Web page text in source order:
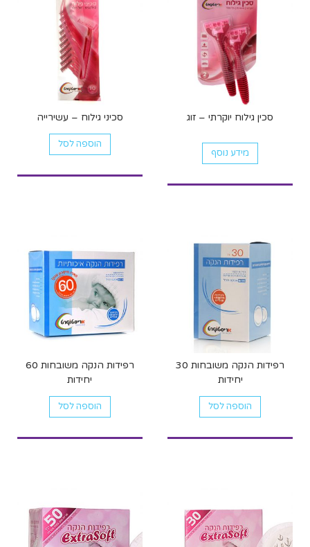
סכין גילוח יוקרתי – זוג
מידע נוסף
סכיני גילוח – עשירייה
הוספה לסל
רפידות הנקה משובחות 30
יחידות
הוספה לסל
רפידות הנקה משובחות 60
יחידות
הוספה לסל